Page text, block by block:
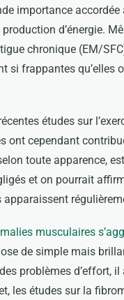
importance
d’énergie.
chronique (EM/
si frappantes qu’elles
études sur
ont cependant
toute apparence,
et on pourrait
apparaissent
musculaires
de simple mais
problèmes d’effort,
les études sur la